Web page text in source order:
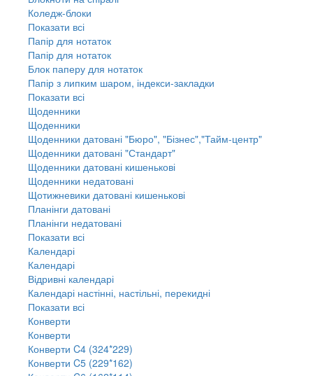
Коледж-блоки
Показати всі
Папір для нотаток
Папір для нотаток
Блок паперу для нотаток
Папір з липким шаром, індекси-закладки
Показати всі
Щоденники
Щоденники
Щоденники датовані "Бюро", "Бізнес","Тайм-центр"
Щоденники датовані "Стандарт"
Щоденники датовані кишенькові
Щоденники недатовані
Щотижневики датовані кишенькові
Планінги датовані
Планінги недатовані
Показати всі
Календарі
Календарі
Відривні календарі
Календарі настінні, настільні, перекидні
Показати всі
Конверти
Конверти
Конверти C4 (324*229)
Конверти C5 (229*162)